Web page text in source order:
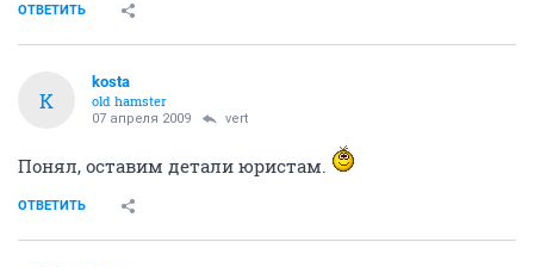
ОТВЕТИТЬ
K
kosta
old hamster
07 апреля 2009 vert
Понял, оставим детали юристам.
ОТВЕТИТЬ